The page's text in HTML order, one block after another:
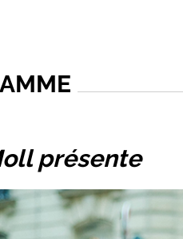
présente